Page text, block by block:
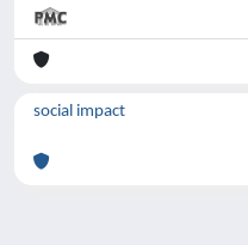
social impact